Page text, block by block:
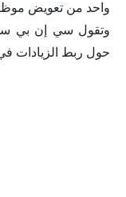
واحد من تعويض
وتقول سي إن بي سي
حول ربط الزيادات في